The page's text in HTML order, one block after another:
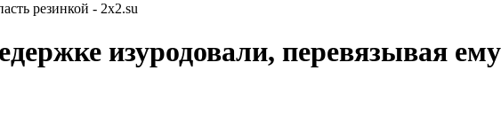
резинкой - 2x2.su
изуродовали, перевязывая